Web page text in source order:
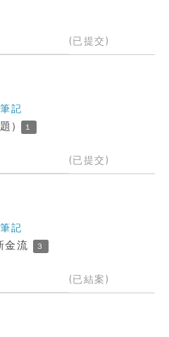
(已提交)
記
) 1
(已提交)
記
金流 3
(已結案)